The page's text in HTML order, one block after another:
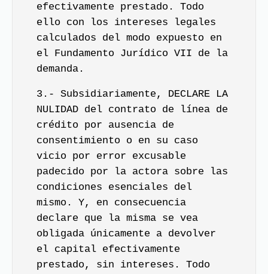
efectivamente prestado. Todo
ello con los intereses legales
calculados del modo expuesto en
el Fundamento Jurídico VII de la
demanda.
3.- Subsidiariamente, DECLARE LA
NULIDAD del contrato de línea de
crédito por ausencia de
consentimiento o en su caso
vicio por error excusable
padecido por la actora sobre las
condiciones esenciales del
mismo. Y, en consecuencia
declare que la misma se vea
obligada únicamente a devolver
el capital efectivamente
prestado, sin intereses. Todo